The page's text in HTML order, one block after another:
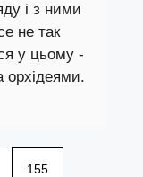
і з ними
не так
у цьому -
орхідеями.
155